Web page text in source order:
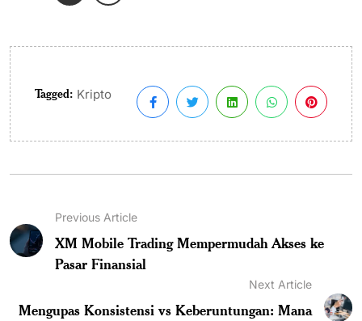
Tagged: Kripto
Previous Article
XM Mobile Trading Mempermudah Akses ke
Pasar Finansial
Next Article
Mengupas Konsistensi vs Keberuntungan: Mana